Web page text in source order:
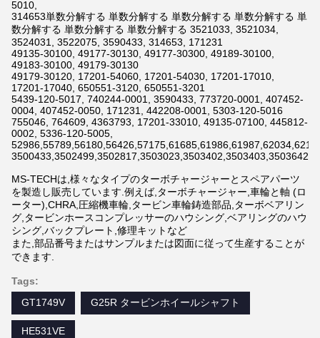
5010,
314653単数分解する 単数分解する 単数分解する 単数分解する 単
数分解する 単数分解する 単数分解する 3521033, 3521034,
3524031, 3522075, 3590433, 314653, 171231
49135-30100, 49177-30130, 49177-30300, 49189-30100,
49183-30100, 49179-30130
49179-30120, 17201-54060, 17201-54030, 17201-17010,
17201-17040, 650551-3120, 650551-3201
5439-120-5017, 740244-0001, 3590433, 773720-0001, 407452-
0004, 407452-0050, 171231, 442208-0001, 5303-120-5016
755046, 764609, 4363793, 17201-33010, 49135-07100, 445812-
0002, 5336-120-5005,
MS-TECHは,様々なタイプのターボチャージャーとスペアパーツ
を製造し販売しています.例えば,ターボチャージャー,車輪と軸 (ロ
ーター),CHRA,圧縮機車輪,タービン車輪鋳造部品,ターボベアリン
グ,タービンホースコンプレッサーのハウシング,ベアリングのハウ
シング,バックプレート,修理キットなど
また,部品番号またはサンプルまたは図面に従って生産することが
できます.
Tags:
GT1749V
G25R タービンホイールシャフト
HE531VE